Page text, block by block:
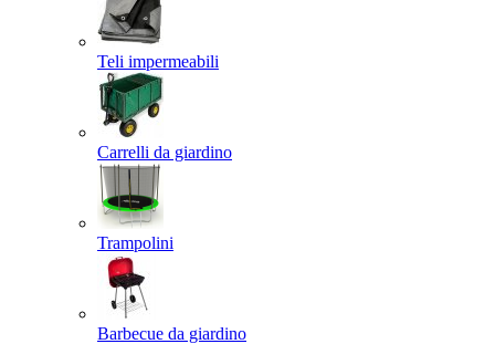
Teli impermeabili
Carrelli da giardino
Trampolini
Barbecue da giardino